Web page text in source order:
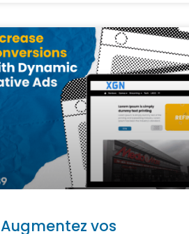
Augmentez vos